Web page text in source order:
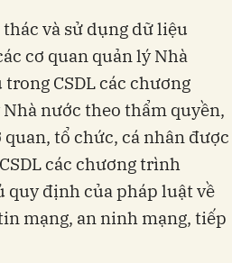
và sử dụng dữ liệu
cơ quan quản lý Nhà
CSDL các chương
nước theo thẩm quyền,
tổ chức, cá nhân được
các chương trình
quy định của pháp luật về
mạng, an ninh mạng, tiếp